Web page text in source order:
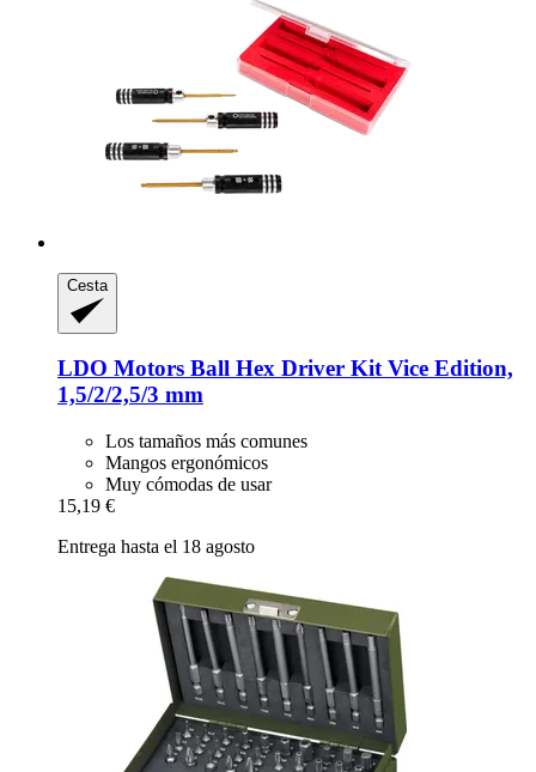
Cesta
LDO Motors Ball Hex Driver Kit Vice Edition,
1,5/2/2,5/3 mm
Los tamaños más comunes
Mangos ergonómicos
Muy cómodas de usar
15,19 €
Entrega hasta el 18 agosto